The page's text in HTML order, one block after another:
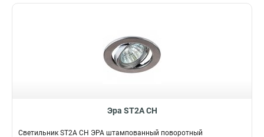
Эра ST2A CH
Светильник ST2A CH ЭРА штампованный поворотный